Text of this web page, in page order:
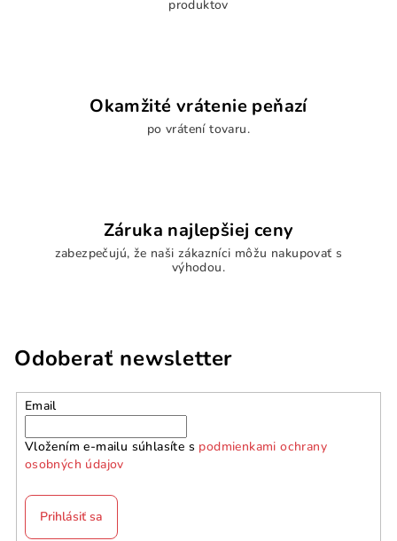
s
produktov
Okamžité vrátenie peňazí
po vrátení tovaru.
Záruka najlepšiej ceny
zabezpečujú, že naši zákazníci môžu nakupovať s
výhodou.
Odoberať newsletter
Email
Vložením e-mailu súhlasíte s podmienkami ochrany
osobných údajov
Prihlásiť sa